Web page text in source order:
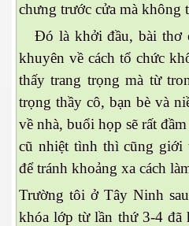
chưng trước cửa mà không
Đó là khởi đầu, bài thơ
khuyên về cách tổ chức
thấy trang trọng mà từ
trọng thầy cô, bạn bè và
về nhà, buổi họp sẽ rất
cũ nhiệt tình thì cũng giới
để tránh khoảng xa cách
Trường tôi ở Tây Ninh
khóa lớp từ lần thứ 3-4 đã